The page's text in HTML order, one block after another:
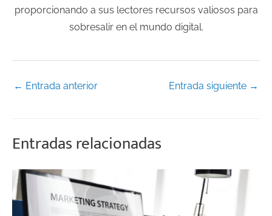
proporcionando a sus lectores recursos valiosos para
sobresalir en el mundo digital.
← Entrada anterior Entrada siguiente →
Entradas relacionadas